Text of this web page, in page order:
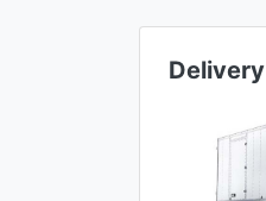
Delivery